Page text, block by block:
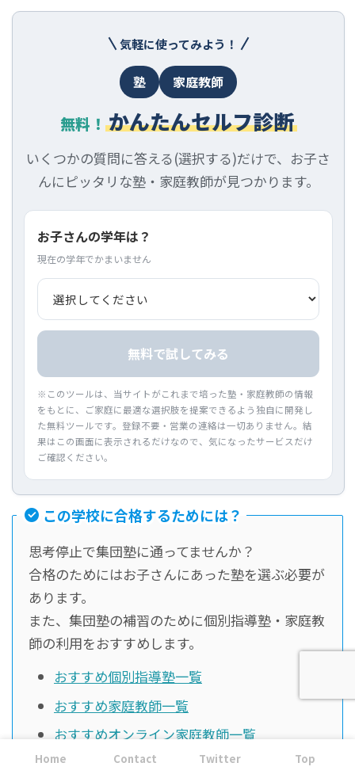
気軽に使ってみよう！
塾 家庭教師
無料！ かんたんセルフ診断
いくつかの質問に答える(選択する)だけで、お子さ
んにピッタリな塾・家庭教師が見つかります。
お子さんの学年は？
現在の学年でかまいません
無料で試してみる
※このツールは、当サイトがこれまで培った塾・家庭教師の情報
をもとに、ご家庭に最適な選択肢を提案できるよう独自に開発し
た無料ツールです。登録不要・営業の連絡は一切ありません。結
果はこの画面に表示されるだけなので、気になったサービスだけ
ご確認ください。
この学校に合格するためには？
思考停止で集団塾に通ってませんか？
合格のためにはお子さんにあった塾を選ぶ必要が
あります。
また、集団塾の補習のために個別指導塾・家庭教
師の利用をおすすめします。
おすすめ個別指導塾一覧
おすすめ家庭教師一覧
おすすめオンライン家庭教師一覧
Home Contact Twitter Top